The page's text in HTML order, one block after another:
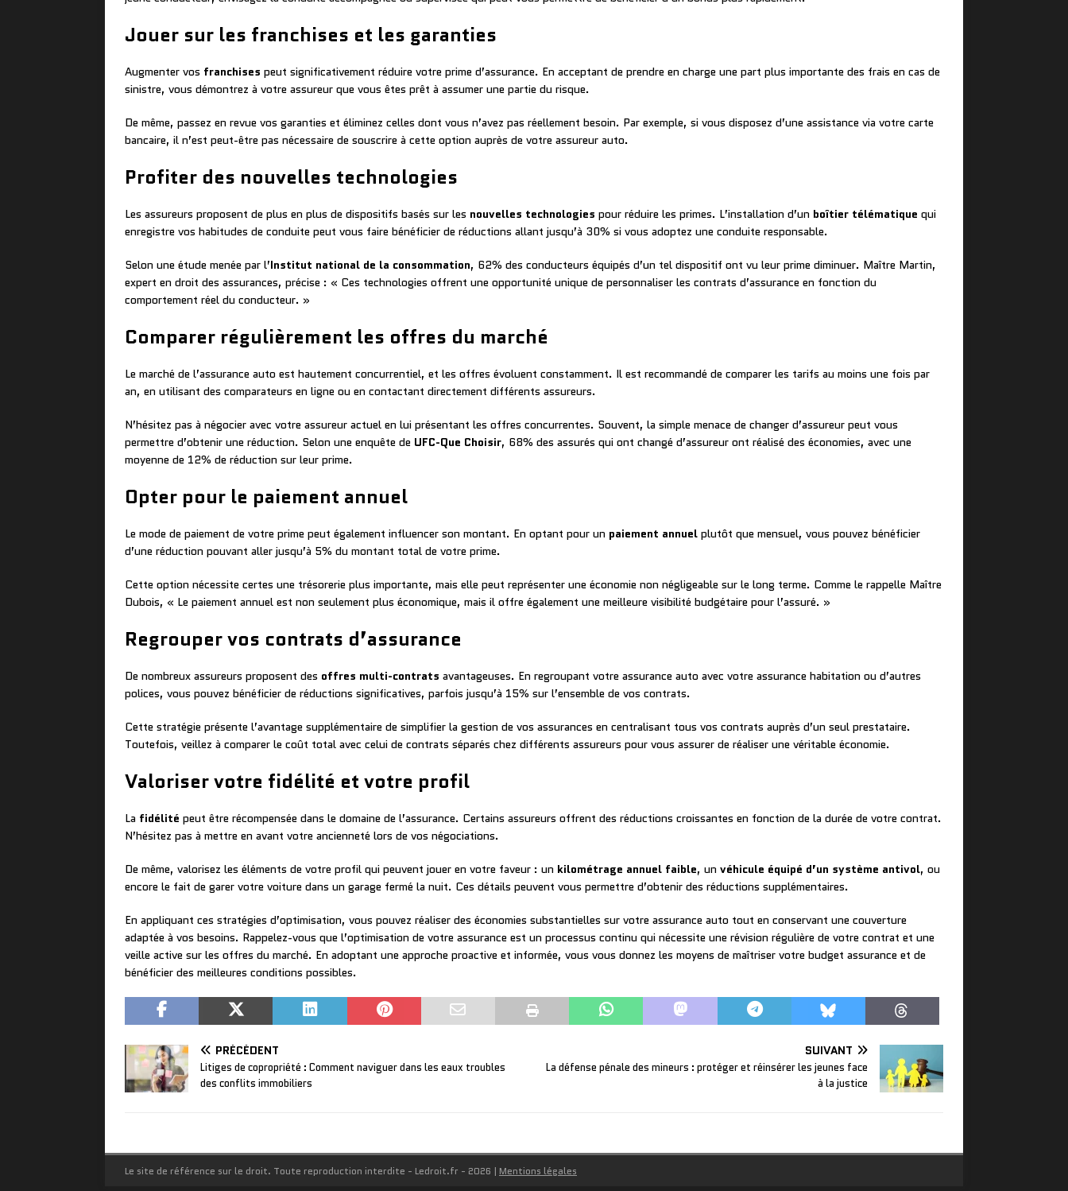
Jouer sur les franchises et les garanties
Augmenter vos franchises peut significativement réduire votre prime d’assurance. En acceptant de prendre en charge une part plus importante des frais en cas de
sinistre, vous démontrez à votre assureur que vous êtes prêt à assumer une partie du risque.
De même, passez en revue vos garanties et éliminez celles dont vous n’avez pas réellement besoin. Par exemple, si vous disposez d’une assistance via votre carte
bancaire, il n’est peut-être pas nécessaire de souscrire à cette option auprès de votre assureur auto.
Profiter des nouvelles technologies
Les assureurs proposent de plus en plus de dispositifs basés sur les nouvelles technologies pour réduire les primes. L’installation d’un boîtier télématique qui
enregistre vos habitudes de conduite peut vous faire bénéficier de réductions allant jusqu’à 30% si vous adoptez une conduite responsable.
Selon une étude menée par l’Institut national de la consommation, 62% des conducteurs équipés d’un tel dispositif ont vu leur prime diminuer. Maître Martin,
expert en droit des assurances, précise : « Ces technologies offrent une opportunité unique de personnaliser les contrats d’assurance en fonction du
comportement réel du conducteur. »
Comparer régulièrement les offres du marché
Le marché de l’assurance auto est hautement concurrentiel, et les offres évoluent constamment. Il est recommandé de comparer les tarifs au moins une fois par
an, en utilisant des comparateurs en ligne ou en contactant directement différents assureurs.
N’hésitez pas à négocier avec votre assureur actuel en lui présentant les offres concurrentes. Souvent, la simple menace de changer d’assureur peut vous
permettre d’obtenir une réduction. Selon une enquête de UFC-Que Choisir, 68% des assurés qui ont changé d’assureur ont réalisé des économies, avec une
moyenne de 12% de réduction sur leur prime.
Opter pour le paiement annuel
Le mode de paiement de votre prime peut également influencer son montant. En optant pour un paiement annuel plutôt que mensuel, vous pouvez bénéficier
d’une réduction pouvant aller jusqu’à 5% du montant total de votre prime.
Cette option nécessite certes une trésorerie plus importante, mais elle peut représenter une économie non négligeable sur le long terme. Comme le rappelle Maître
Dubois, « Le paiement annuel est non seulement plus économique, mais il offre également une meilleure visibilité budgétaire pour l’assuré. »
Regrouper vos contrats d’assurance
De nombreux assureurs proposent des offres multi-contrats avantageuses. En regroupant votre assurance auto avec votre assurance habitation ou d’autres
polices, vous pouvez bénéficier de réductions significatives, parfois jusqu’à 15% sur l’ensemble de vos contrats.
Cette stratégie présente l’avantage supplémentaire de simplifier la gestion de vos assurances en centralisant tous vos contrats auprès d’un seul prestataire.
Toutefois, veillez à comparer le coût total avec celui de contrats séparés chez différents assureurs pour vous assurer de réaliser une véritable économie.
Valoriser votre fidélité et votre profil
La fidélité peut être récompensée dans le domaine de l’assurance. Certains assureurs offrent des réductions croissantes en fonction de la durée de votre contrat.
N’hésitez pas à mettre en avant votre ancienneté lors de vos négociations.
De même, valorisez les éléments de votre profil qui peuvent jouer en votre faveur : un kilométrage annuel faible, un véhicule équipé d’un système antivol, ou
encore le fait de garer votre voiture dans un garage fermé la nuit. Ces détails peuvent vous permettre d’obtenir des réductions supplémentaires.
En appliquant ces stratégies d’optimisation, vous pouvez réaliser des économies substantielles sur votre assurance auto tout en conservant une couverture
adaptée à vos besoins. Rappelez-vous que l’optimisation de votre assurance est un processus continu qui nécessite une révision régulière de votre contrat et une
veille active sur les offres du marché. En adoptant une approche proactive et informée, vous vous donnez les moyens de maîtriser votre budget assurance et de
bénéficier des meilleures conditions possibles.
PRÉCÉDENT
Litiges de copropriété : Comment naviguer dans les eaux troubles
des conflits immobiliers
SUIVANT
La défense pénale des mineurs : protéger et réinsérer les jeunes face
à la justice
Le site de référence sur le droit. Toute reproduction interdite - Ledroit.fr - 2026 | Mentions légales